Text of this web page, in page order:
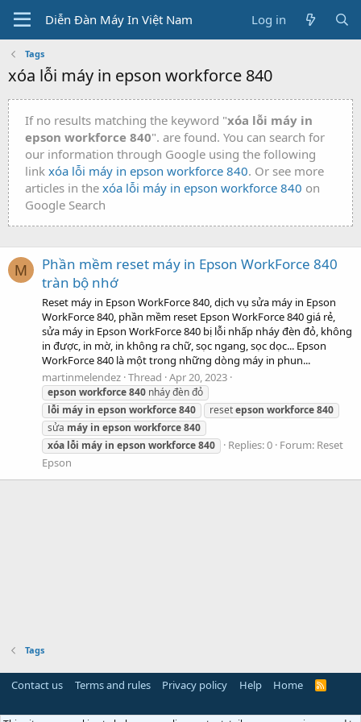
Diễn Đàn Máy In Việt Nam Log in
Tags
xóa lỗi máy in epson workforce 840
If no results matching the keyword "xóa lỗi máy in
epson workforce 840". are found. You can search for
our information through Google using the following
link xóa lỗi máy in epson workforce 840. Or see more
articles in the xóa lỗi máy in epson workforce 840 on
Google Search
M
Phần mềm reset máy in Epson WorkForce 840
tràn bộ nhớ
Reset máy in Epson WorkForce 840, dịch vụ sửa máy in Epson
WorkForce 840, phần mềm reset Epson WorkForce 840 giá rẻ,
sửa máy in Epson WorkForce 840 bị lỗi nhấp nháy đèn đỏ, không
in được, in mờ, in không ra chữ, sọc ngang, sọc dọc... Epson
WorkForce 840 là một trong những dòng máy in phun...
martinmelendez Thread Apr 20, 2023
epson workforce840 nháy đèn đỏ
lỗi máy in epson workforce840 resetepson workforce840
sửa máy in epson workforce840
xóa lỗi máy in epson workforce840 Replies: 0 Forum: Reset
Epson
Tags
Contact us Terms and rules Privacy policy Help Home
R